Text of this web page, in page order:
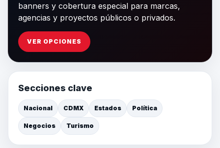
banners y cobertura especial para marcas,
agencias y proyectos públicos o privados.
VER OPCIONES
Secciones clave
Nacional CDMX Estados Política
Negocios Turismo